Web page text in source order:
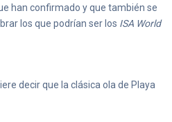
han confirmado y que también se
los que podrían ser los ISA World
decir que la clásica ola de Playa